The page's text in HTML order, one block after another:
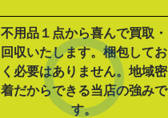
不用品１点から喜んで買取・
回収いたします。梱包してお
く必要はありません。地域密
着だからできる当店の強みで
す。